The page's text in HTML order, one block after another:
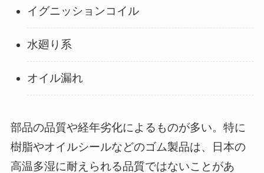
イグニッションコイル
水廻り系
オイル漏れ
部品の品質や経年劣化によるものが多い。特に
樹脂やオイルシールなどのゴム製品は、日本の
高温多湿に耐えられる品質ではないことがあ